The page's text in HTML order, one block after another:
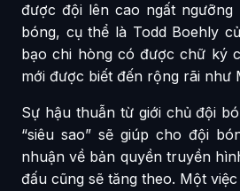
được đội lên cao ngất ngưỡng
bóng, cụ thể là Todd Boehly
bạo chi hòng có được chữ ký
mới được biết đến rộng rãi như
Sự hậu thuẫn từ giới chủ đội
“siêu sao” sẽ giúp cho đội
nhuận về bản quyền truyền
đấu cũng sẽ tăng theo. Một